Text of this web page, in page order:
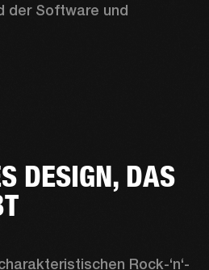
der Software und
DESIGN, DAS
Rock-‘n‘-